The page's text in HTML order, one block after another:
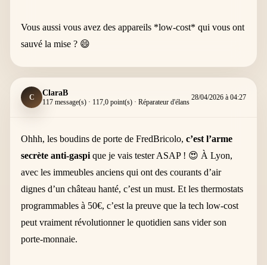
Vous aussi vous avez des appareils *low-cost* qui vous ont
sauvé la mise ? 😄
C ClaraB
117 message(s) · 117,0 point(s) · Réparateur d'élans
28/04/2026 à 04:27
Ohhh, les boudins de porte de FredBricolo,c’est l’arme
secrète anti-gaspi que je vais tester ASAP ! 😍 À Lyon,
avec les immeubles anciens qui ont des courants d’air
dignes d’un château hanté, c’est un must. Et les thermostats
programmables à 50€, c’est la preuve que la tech low-cost
peut vraiment révolutionner le quotidien sans vider son
porte-monnaie.